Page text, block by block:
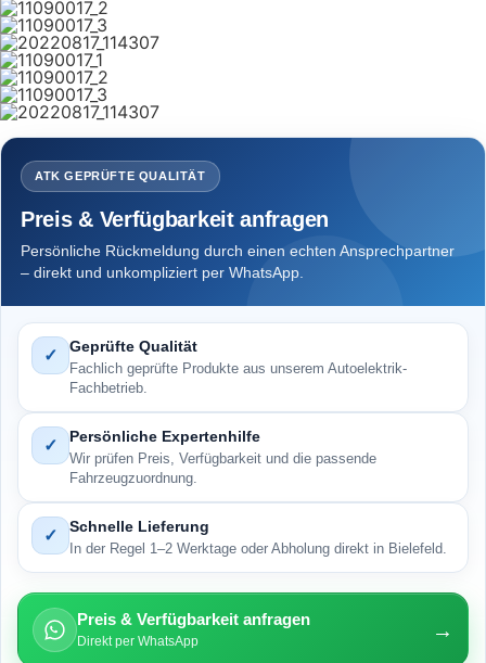
ATK GEPRÜFTE QUALITÄT
Preis & Verfügbarkeit anfragen
Persönliche Rückmeldung durch einen echten Ansprechpartner
– direkt und unkompliziert per WhatsApp.
✓ Geprüfte Qualität
Fachlich geprüfte Produkte aus unserem Autoelektrik-
Fachbetrieb.
✓ Persönliche Expertenhilfe
Wir prüfen Preis, Verfügbarkeit und die passende
Fahrzeugzuordnung.
✓ Schnelle Lieferung
In der Regel 1–2 Werktage oder Abholung direkt in Bielefeld.
Preis & Verfügbarkeit anfragen
Direkt per WhatsApp →